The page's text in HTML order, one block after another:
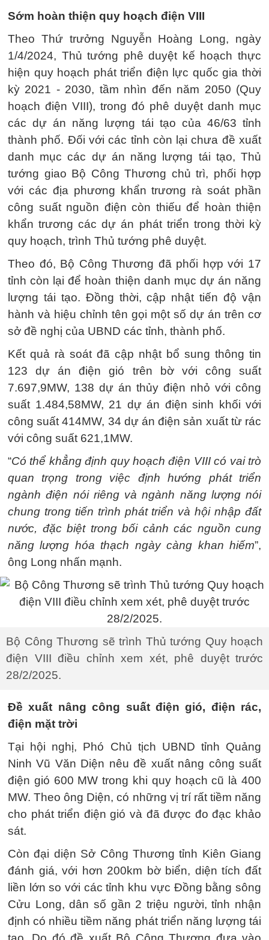
Sớm hoàn thiện quy hoạch điện VIII
Theo Thứ trưởng Nguyễn Hoàng Long, ngày
1/4/2024, Thủ tướng phê duyệt kế hoạch thực
hiện quy hoạch phát triển điện lực quốc gia thời
kỳ 2021 - 2030, tầm nhìn đến năm 2050 (Quy
hoạch điện VIII), trong đó phê duyệt danh mục
các dự án năng lượng tái tạo của 46/63 tỉnh
thành phố. Đối với các tỉnh còn lại chưa đề xuất
danh mục các dự án năng lượng tái tạo, Thủ
tướng giao Bộ Công Thương chủ trì, phối hợp
với các địa phương khẩn trương rà soát phần
công suất nguồn điện còn thiếu để hoàn thiện
khẩn trương các dự án phát triển trong thời kỳ
quy hoạch, trình Thủ tướng phê duyệt.
Theo đó, Bộ Công Thương đã phối hợp với 17
tỉnh còn lại để hoàn thiện danh mục dự án năng
lượng tái tạo. Đồng thời, cập nhật tiến độ vận
hành và hiệu chỉnh tên gọi một số dự án trên cơ
sở đề nghị của UBND các tỉnh, thành phố.
Kết quả rà soát đã cập nhật bổ sung thông tin
123 dự án điện gió trên bờ với công suất
7.697,9MW, 138 dự án thủy điện nhỏ với công
suất 1.484,58MW, 21 dự án điện sinh khối với
công suất 414MW, 34 dự án điện sản xuất từ rác
với công suất 621,1MW.
“Có thể khẳng định quy hoạch điện VIII có vai trò
quan trọng trong việc định hướng phát triển
ngành điện nói riêng và ngành năng lượng nói
chung trong tiến trình phát triển và hội nhập đất
nước, đặc biệt trong bối cảnh các nguồn cung
năng lượng hóa thạch ngày càng khan hiếm”,
ông Long nhấn mạnh.
Bộ Công Thương sẽ trình Thủ tướng Quy hoạch
điện VIII điều chỉnh xem xét, phê duyệt trước
28/2/2025.
Đề xuất nâng công suất điện gió, điện rác,
điện mặt trời
Tại hội nghị, Phó Chủ tịch UBND tỉnh Quảng
Ninh Vũ Văn Diện nêu đề xuất nâng công suất
điện gió 600 MW trong khi quy hoạch cũ là 400
MW. Theo ông Diện, có những vị trí rất tiềm năng
cho phát triển điện gió và đã được đo đạc khảo
sát.
Còn đại diện Sở Công Thương tỉnh Kiên Giang
đánh giá, với hơn 200km bờ biển, diện tích đất
liền lớn so với các tỉnh khu vực Đồng bằng sông
Cửu Long, dân số gần 2 triệu người, tỉnh nhận
định có nhiều tiềm năng phát triển năng lượng tái